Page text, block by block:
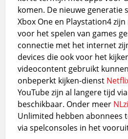
komen. De nieuwe generatie
Xbox One en Playstation4
voor het spelen van games
connectie met het internet
devices die ook voor het
videocontent gebruikt
onbeperkt kijken-dienst
YouTube zijn al langere tijd
beschikbaar. Onder meer
Unlimited hebben abonnees
via spelconsoles in het